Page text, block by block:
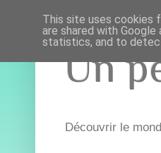
Un
Découvrir le
This site uses cookies
are shared with
statistics, and to